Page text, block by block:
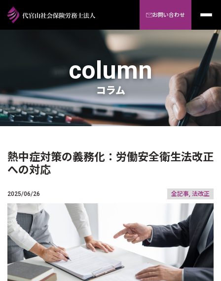
お問い合わせ
column
コラム
熱中症対策の義務化：労働安全衛生法改正
への対応
2025/06/26 全記事, 法改正